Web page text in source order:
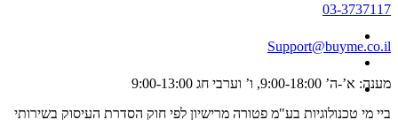
03-3737117
Support@buyme.co.il
מענה: א’-ה’ 9:00-18:00, ו’ וערבי חג 9:00-13:00
ביי מי טכנולוגיות בע"מ פטורה מרישיון לפי חוק הסדרת העיסוק בשירותי